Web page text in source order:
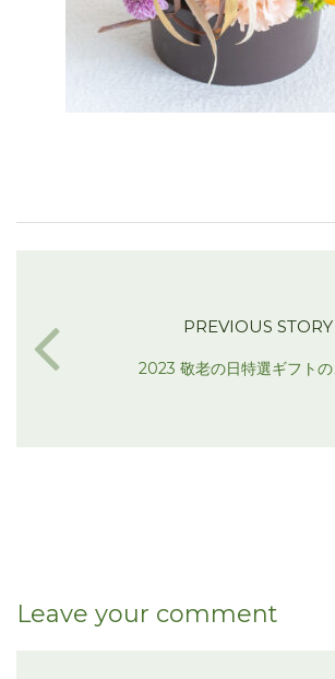
PREVIOUS STORY
2023 敬老の日特選ギフト
Leave your comment